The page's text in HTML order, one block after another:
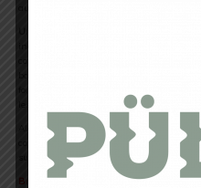
les barres gèlent vite et durcissent…pas
Alors que faire ? Le mieux est de passer
comme ceux basés sur des chips de riz ou
sur les autres produits
. A vous de faire
Bref, une marque bien présente